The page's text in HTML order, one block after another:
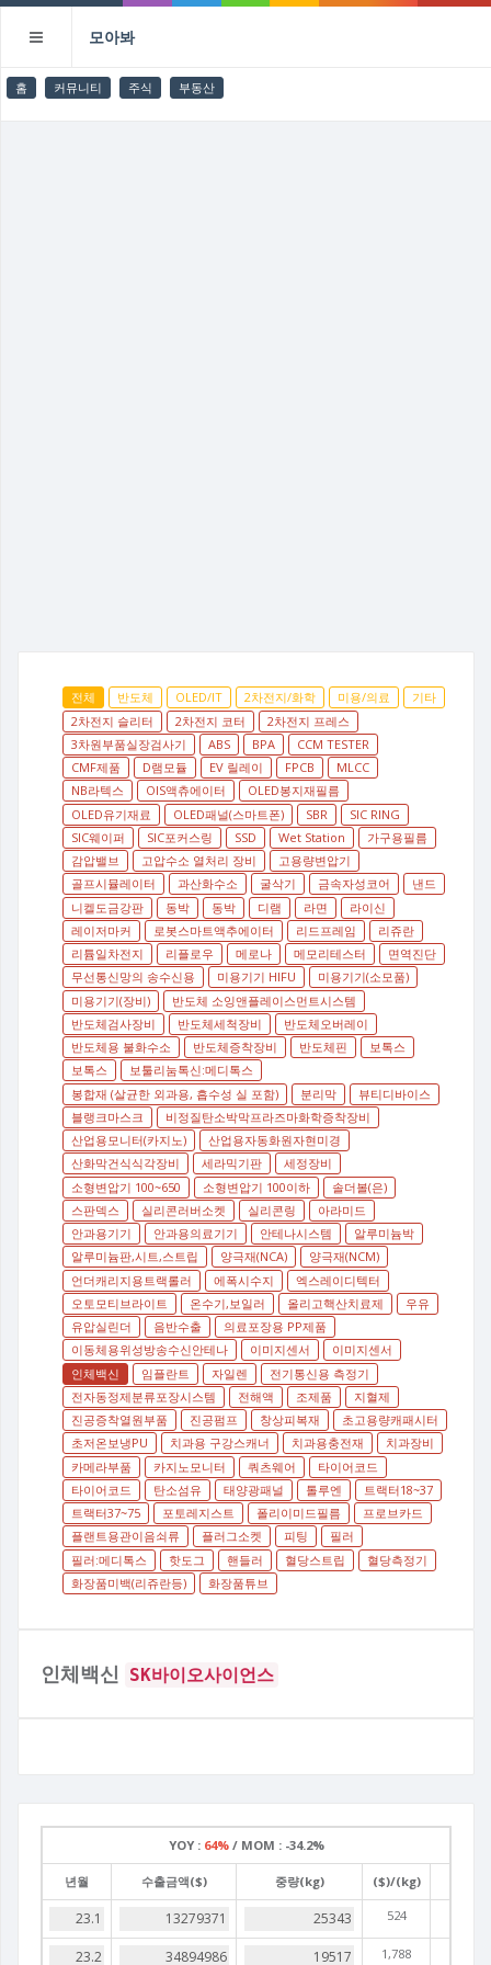
모아봐
홈 커뮤니티 주식 부동산
전체 반도체 OLED/IT 2차전지/화학 미용/의료
기타
2차전지 슬리터
2차전지 코터
2차전지 프레스
3차원부품실장검사기
ABS BPA
CCM TESTER
CMF제품
D램모듈 EV 릴레이 FPCB
MLCC
NB라텍스
OIS액츄에이터
OLED봉지재필름
OLED유기재료
OLED패널(스마트폰) SBR
SIC RING
SIC웨이퍼
SIC포커스링 SSD Wet Station
가구용필름
감압밸브
고압수소 열처리 장비
고용량변압기
골프시뮬레이터
과산화수소 굴삭기 금속자성코어
낸드
니켈도금강판
동박 동박 디램 라면
라이신
레이저마커
로봇스마트액추에이터 리드프레임
리쥬란
리튬일차전지
리플로우 메로나 메모리테스터
면역진단
무선통신망의 송수신용
미용기기 HIFU
미용기기(소모품)
미용기기(장비)
반도체 소잉앤플레이스먼트시스템
반도체검사장비
반도체세척장비
반도체오버레이
반도체용 불화수소
반도체증착장비 반도체핀
보톡스
보톡스
보툴리눔톡신:메디톡스
봉합재 (살균한 외과용, 흡수성 실 포함)
분리막
뷰티디바이스
블랭크마스크
비정질탄소박막프라즈마화학증착장비
산업용모니터(카지노)
산업용자동화원자현미경
산화막건식식각장비
세라믹기판
세정장비
소형변압기 100~650
소형변압기 100이하
솔더볼(은)
스판덱스
실리콘러버소켓 실리콘링
아라미드
안과용기기
안과용의료기기 안테나시스템
알루미늄박
알루미늄판,시트,스트립
양극재(NCA)
양극재(NCM)
언더캐리지용트랙롤러
에폭시수지
엑스레이디텍터
오토모티브라이트
온수기,보일러 올리고핵산치료제
우유
유압실린더
음반수출
의료포장용 PP제품
이동체용위성방송수신안테나
이미지센서
이미지센서
인체백신
임플란트 자일렌
전기통신용 측정기
전자동정제분류포장시스템
전해액 조제품
지혈제
진공증착열원부품
진공펌프 창상피복재
초고용량캐패시터
초저온보냉PU
치과용 구강스캐너 치과용충전재
치과장비
카메라부품
카지노모니터 쿼츠웨어
타이어코드
타이어코드
탄소섬유 태양광패널 톨루엔
트랙터18~37
트랙터37~75
포토레지스트 폴리이미드필름
프로브카드
플랜트용관이음쇠류
플러그소켓 피팅
필러
필러:메디톡스
핫도그 핸들러 혈당스트립
혈당측정기
화장품미백(리쥬란등)
화장품튜브
인체백신 SK바이오사이언스
YOY : 64%/ MOM :-34.2%
년월 수출금액($) 중량(kg) ($)/(kg)
524
1,788